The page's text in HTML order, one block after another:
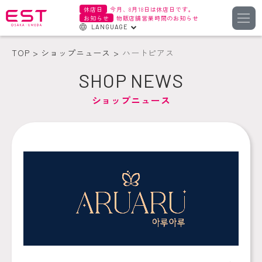
休店日
今月、8月18日は休店日です。
お知らせ
物販店舗営業時間のお知らせ
LANGUAGE
簡体字
繁体字
TOP ショップニュース ハートピアス
SHOP NEWS
ショップニュース